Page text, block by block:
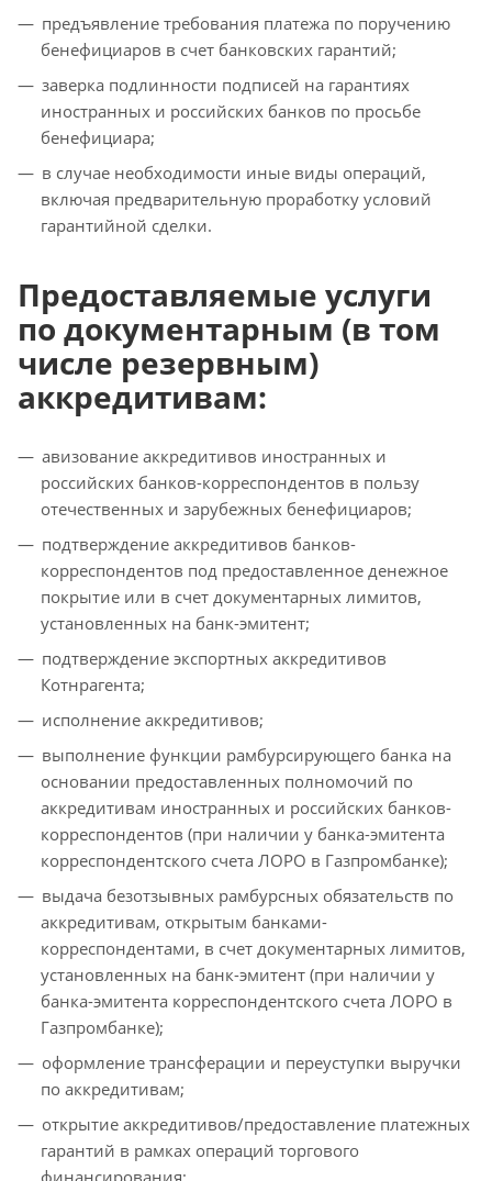
предъявление требования платежа по поручению
бенефициаров в счет банковских гарантий;
заверка подлинности подписей на гарантиях
иностранных и российских банков по просьбе
бенефициара;
в случае необходимости иные виды операций,
включая предварительную проработку условий
гарантийной сделки.
Предоставляемые услуги
по документарным (в том
числе резервным)
аккредитивам:
авизование аккредитивов иностранных и
российских банков-корреспондентов в пользу
отечественных и зарубежных бенефициаров;
подтверждение аккредитивов банков-
корреспондентов под предоставленное денежное
покрытие или в счет документарных лимитов,
установленных на банк-эмитент;
подтверждение экспортных аккредитивов
Котнрагента;
исполнение аккредитивов;
выполнение функции рамбурсирующего банка на
основании предоставленных полномочий по
аккредитивам иностранных и российских банков-
корреспондентов (при наличии у банка-эмитента
корреспондентского счета ЛОРО в Газпромбанке);
выдача безотзывных рамбурсных обязательств по
аккредитивам, открытым банками-
корреспондентами, в счет документарных лимитов,
установленных на банк-эмитент (при наличии у
банка-эмитента корреспондентского счета ЛОРО в
Газпромбанке);
оформление трансферации и переуступки выручки
по аккредитивам;
открытие аккредитивов/предоставление платежных
гарантий в рамках операций торгового
финансирования;